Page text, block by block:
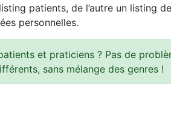
patients, de l’autre un listing
personnelles.
et praticiens ? Pas de
sans mélange des genres !